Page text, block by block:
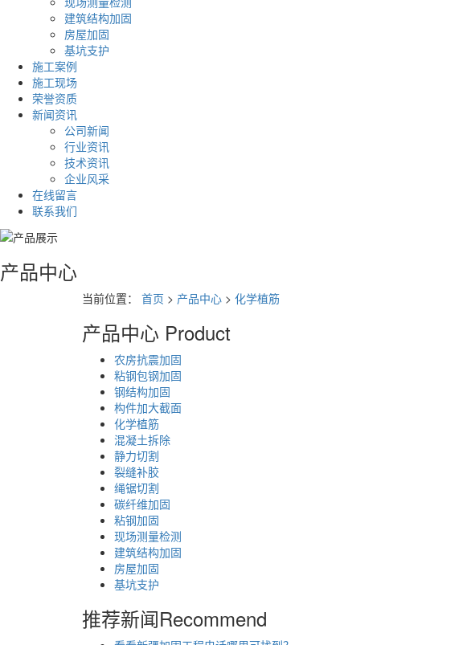
建筑结构加固
房屋加固
基坑支护
施工案例
施工现场
荣誉资质
新闻资讯
公司新闻
行业资讯
技术资讯
企业风采
在线留言
联系我们
产品中心
当前位置： 首页 > 产品中心 > 化学植筋
产品中心 Product
农房抗震加固
粘钢包钢加固
钢结构加固
构件加大截面
化学植筋
混凝土拆除
静力切割
裂缝补胶
绳锯切割
碳纤维加固
粘钢加固
现场测量检测
建筑结构加固
房屋加固
基坑支护
推荐新闻Recommend